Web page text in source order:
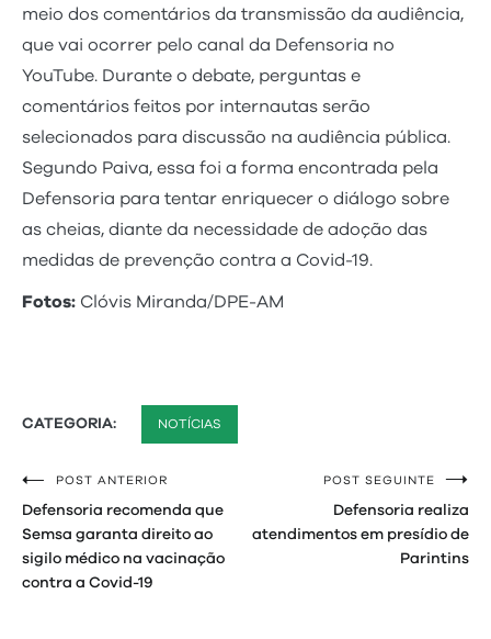
meio dos comentários da transmissão da audiência,
que vai ocorrer pelo canal da Defensoria no
YouTube. Durante o debate, perguntas e
comentários feitos por internautas serão
selecionados para discussão na audiência pública.
Segundo Paiva, essa foi a forma encontrada pela
Defensoria para tentar enriquecer o diálogo sobre
as cheias, diante da necessidade de adoção das
medidas de prevenção contra a Covid-19.
Fotos: Clóvis Miranda/DPE-AM
CATEGORIA: NOTÍCIAS
Navegação
de
Post
POST ANTERIOR
Defensoria recomenda que
Semsa garanta direito ao
sigilo médico na vacinação
contra a Covid-19
POST SEGUINTE
Defensoria realiza
atendimentos em presídio de
Parintins